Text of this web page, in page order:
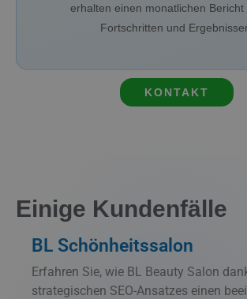
erhalten einen monatlichen Bericht
Fortschritten und
KONTAKT
Einige Kundenfälle
BL Schönheitssalon
Erfahren Sie, wie BL Beauty Salon
strategischen SEO-Ansatzes einen